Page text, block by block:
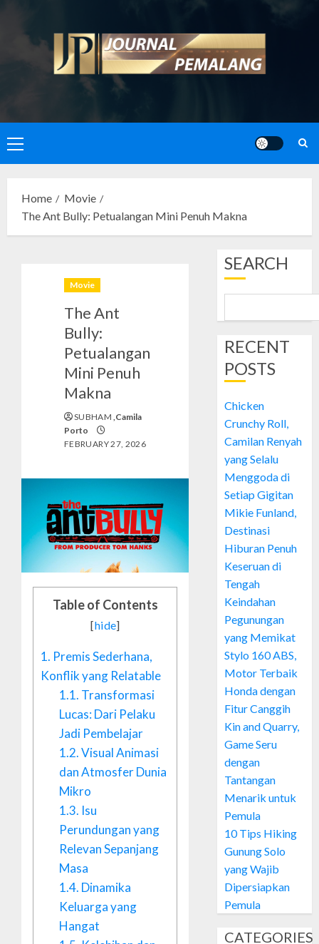
content
Primary
Menu
Home
Movie
The Ant Bully: Petualangan Mini Penuh Makna
Movie
The Ant
Bully:
Petualangan
Mini Penuh
Makna
SUBHAM ,Camila
Porto
FEBRUARY 27, 2026
Table of Contents
[hide]
1. Premis Sederhana,
Konflik yang Relatable
1.1. Transformasi
Lucas: Dari Pelaku
Jadi Pembelajar
1.2.Visual Animasi
dan Atmosfer Dunia
Mikro
1.3. Isu
Perundungan yang
Relevan Sepanjang
Masa
1.4. Dinamika
Keluarga yang
Hangat
SEARCH
RECENT
POSTS
Chicken
Crunchy Roll,
Camilan Renyah
yang Selalu
Menggoda di
Setiap Gigitan
Mikie Funland,
Destinasi
Hiburan Penuh
Keseruan di
Tengah
Keindahan
Pegunungan
yang Memikat
Stylo 160 ABS,
Motor Terbaik
Honda dengan
Fitur Canggih
Kin and Quarry,
Game Seru
dengan
Tantangan
Menarik untuk
Pemula
10 Tips Hiking
Gunung Solo
yang Wajib
Dipersiapkan
Pemula
CATEGORIES